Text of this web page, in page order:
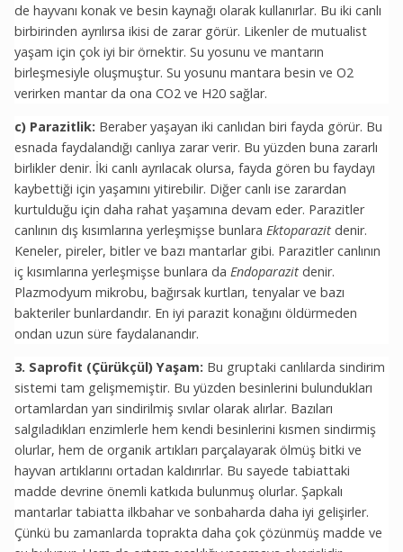
de hayvanı konak ve besin kaynağı olarak kullanırlar. Bu iki canlı
birbirinden ayrılırsa ikisi de zarar görür. Likenler de mutualist
yaşam için çok iyi bir örnektir. Su yosunu ve mantarın
birleşmesiyle oluşmuştur. Su yosunu mantara besin ve O2
verirken mantar da ona CO2 ve H20 sağlar.
c) Parazitlik: Beraber yaşayan iki canlıdan biri fayda görür. Bu
esnada faydalandığı canlıya zarar verir. Bu yüzden buna zararlı
birlikler denir. İki canlı ayrılacak olursa, fayda gören bu faydayı
kaybettiği için yaşamını yitirebilir. Diğer canlı ise zarardan
kurtulduğu için daha rahat yaşamına devam eder. Parazitler
canlının dış kısımlarına yerleşmişse bunlara Ektoparazit denir.
Keneler, pireler, bitler ve bazı mantarlar gibi. Parazitler canlının
iç kısımlarına yerleşmişse bunlara da Endoparazit denir.
Plazmodyum mikrobu, bağırsak kurtları, tenyalar ve bazı
bakteriler bunlardandır. En iyi parazit konağını öldürmeden
ondan uzun süre faydalanandır.
3. Saprofit (Çürükçül) Yaşam: Bu gruptaki canlılarda sindirim
sistemi tam gelişmemiştir. Bu yüzden besinlerini bulundukları
ortamlardan yarı sindirilmiş sıvılar olarak alırlar. Bazıları
salgıladıkları enzimlerle hem kendi besinlerini kısmen sindirmiş
olurlar, hem de organik artıkları parçalayarak ölmüş bitki ve
hayvan artıklarını ortadan kaldırırlar. Bu sayede tabiattaki
madde devrine önemli katkıda bulunmuş olurlar. Şapkalı
mantarlar tabiatta ilkbahar ve sonbaharda daha iyi gelişirler.
Çünkü bu zamanlarda toprakta daha çok çözünmüş madde ve